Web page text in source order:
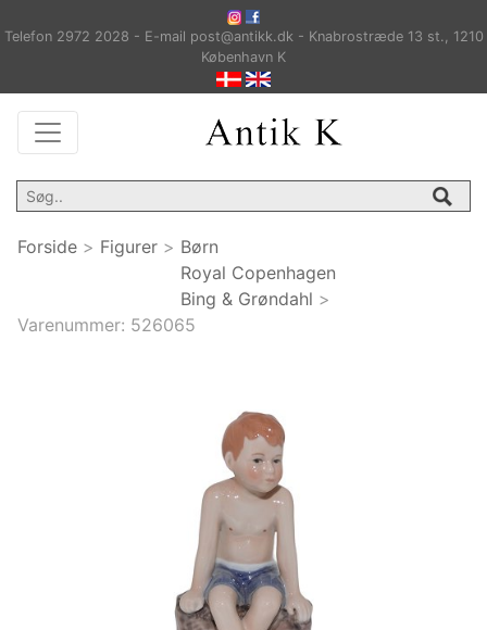
Telefon 2972 2028 - E-mail post@antikk.dk - Knabrostræde 13 st., 1210
København K
Forside > Figurer > Børn
Royal Copenhagen
Bing & Grøndahl >
Varenummer: 526065